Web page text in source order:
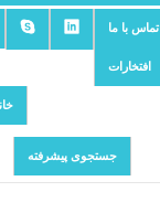
تماس با ما
افتخارات
جستجوی پیشرفته